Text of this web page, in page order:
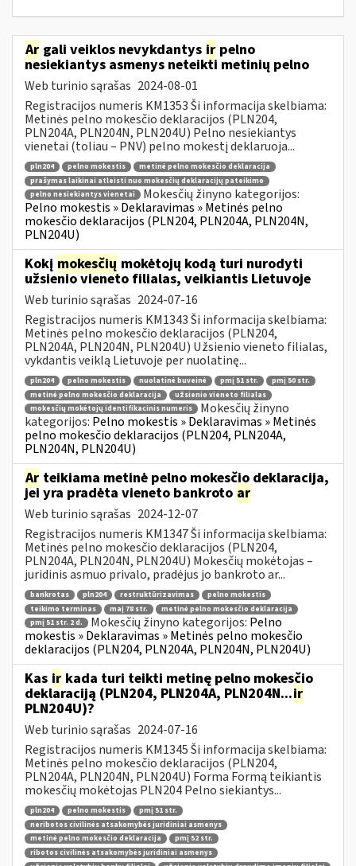
Ar gali veiklos nevykdantys ir pelno
nesiekiantys asmenys neteikti metinių pelno
Web turinio sąrašas 2024-08-01
Registracijos numeris KM1353 Ši informacija skelbiama:
Metinės pelno mokesčio deklaracijos (PLN204,
PLN204A, PLN204N, PLN204U) Pelno nesiekiantys
vienetai (toliau – PNV) pelno mokestį deklaruoja...
pln204 pelno mokestis
metinė pelno mokesčio deklaracija
prašymas laikinai atleisti nuo mokesčių deklaracijų pateikimo
pelno nesiekiantys vienetai
Mokesčių žinyno kategorijos:
Pelno mokestis » Deklaravimas » Metinės pelno
mokesčio deklaracijos (PLN204, PLN204A, PLN204N,
PLN204U)
Kokį mokesčių mokėtojų kodą turi nurodyti
užsienio vieneto filialas, veikiantis Lietuvoje
Web turinio sąrašas 2024-07-16
Registracijos numeris KM1343 Ši informacija skelbiama:
Metinės pelno mokesčio deklaracijos (PLN204,
PLN204A, PLN204N, PLN204U) Užsienio vieneto filialas,
vykdantis veiklą Lietuvoje per nuolatinę...
pln204 pelno mokestis nuolatinė buveinė pmį 51 str.
pmį 50 str.
metinė pelno mokesčio deklaracija
užsienio vieneto filialas
mokesčių mokėtojų identifikacinis numeris
Mokesčių žinyno
kategorijos: Pelno mokestis » Deklaravimas » Metinės
pelno mokesčio deklaracijos (PLN204, PLN204A,
PLN204N, PLN204U)
Ar teikiama metinė pelno mokesčio deklaracija,
jei yra pradėta vieneto bankroto ar
Web turinio sąrašas 2024-12-07
Registracijos numeris KM1347 Ši informacija skelbiama:
Metinės pelno mokesčio deklaracijos (PLN204,
PLN204A, PLN204N, PLN204U) Mokesčių mokėtojas –
juridinis asmuo privalo, pradėjus jo bankroto ar...
bankrotas pln204 restruktūrizavimas
pelno mokestis
teikimo terminas
maį 78 str.
metinė pelno mokesčio deklaracija
pmį 51 str. 2 d.
Mokesčių žinyno kategorijos: Pelno
mokestis » Deklaravimas » Metinės pelno mokesčio
deklaracijos (PLN204, PLN204A, PLN204N, PLN204U)
Kas ir kada turi teikti metinę pelno mokesčio
deklaraciją (PLN204, PLN204A, PLN204N...ir
PLN204U)?
Web turinio sąrašas 2024-07-16
Registracijos numeris KM1345 Ši informacija skelbiama:
Metinės pelno mokesčio deklaracijos (PLN204,
PLN204A, PLN204N, PLN204U) Forma Formą teikiantis
mokesčių mokėtojas PLN204 Pelno siekiantys...
pln204 pelno mokestis
pmį 51 str.
neribotos civilinės atsakomybės juridiniai asmenys
metinė pelno mokesčio deklaracija
pmį 52 str.
ribotos civilinės atsakomybės juridiniai asmenys